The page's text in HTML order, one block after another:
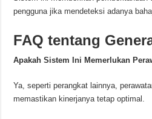
pengguna jika mendeteksi adanya
FAQ tentang
Apakah Sistem Ini Memerlukan
Ya, seperti perangkat lainnya,
memastikan kinerjanya tetap optimal.